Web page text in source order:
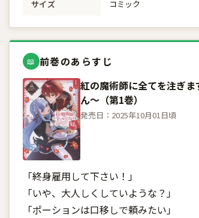
サイズ コミック
📖 前巻のあらすじ
紅の魔術師に全てを注ぎ
ん〜（第1巻）
発売日：2025年10月01日頃
「終身雇用して下さい！」
「いや、大人しくしていような？」
「ポーションは口移しで頼みたい」